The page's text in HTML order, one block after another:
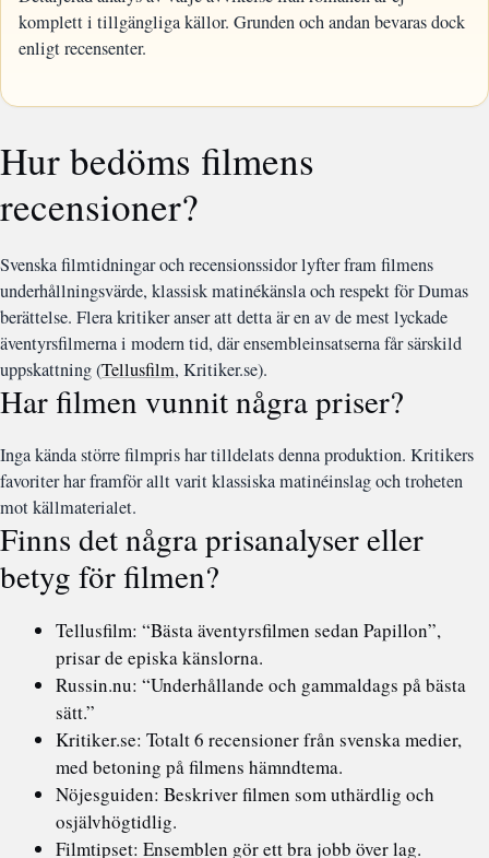
komplett i tillgängliga källor. Grunden och andan bevaras dock
enligt recensenter.
Hur bedöms filmens
recensioner?
Svenska filmtidningar och recensionssidor lyfter fram filmens
underhållningsvärde, klassisk matinékänsla och respekt för Dumas
berättelse. Flera kritiker anser att detta är en av de mest lyckade
äventyrsfilmerna i modern tid, där ensembleinsatserna får särskild
uppskattning (Tellusfilm, Kritiker.se).
Har filmen vunnit några priser?
Inga kända större filmpris har tilldelats denna produktion. Kritikers
favoriter har framför allt varit klassiska matinéinslag och troheten
mot källmaterialet.
Finns det några prisanalyser eller
betyg för filmen?
Tellusfilm: “Bästa äventyrsfilmen sedan Papillon”,
prisar de episka känslorna.
Russin.nu: “Underhållande och gammaldags på bästa
sätt.”
Kritiker.se: Totalt 6 recensioner från svenska medier,
med betoning på filmens hämndtema.
Nöjesguiden: Beskriver filmen som uthärdlig och
osjälvhögtidlig.
Filmtipset: Ensemblen gör ett bra jobb över lag.